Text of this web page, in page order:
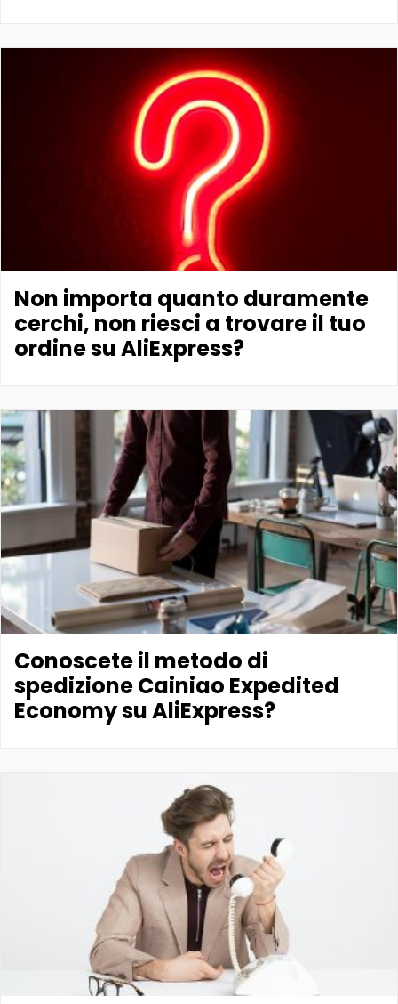
Non importa quanto duramente
cerchi, non riesci a trovare il tuo
ordine su AliExpress?
Conoscete il metodo di
spedizione Cainiao Expedited
Economy su AliExpress?